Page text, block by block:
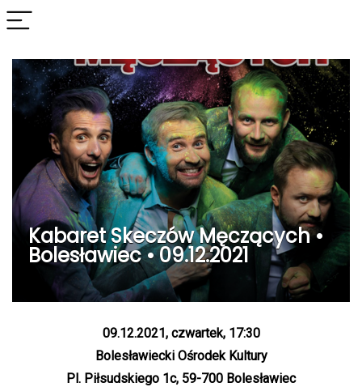
Kabaret Skeczów Męczących •
Bolesławiec • 09.12.2021
09.12.2021, czwartek, 17:30
Bolesławiecki Ośrodek Kultury
Pl. Piłsudskiego 1c, 59-700 Bolesławiec